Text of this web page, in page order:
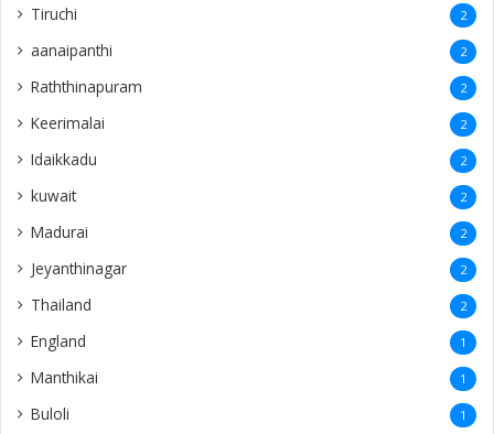
Tiruchi 2
aanaipanthi 2
Raththinapuram 2
Keerimalai 2
Idaikkadu 2
kuwait 2
Madurai 2
Jeyanthinagar 2
Thailand 2
England 1
Manthikai 1
Buloli 1